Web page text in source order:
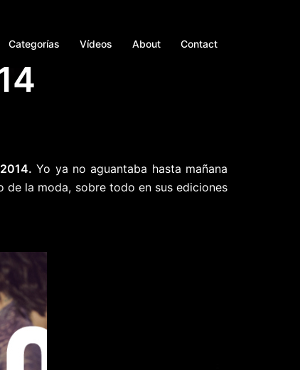
Categorías Vídeos About Contact
Yo ya no aguantaba hasta mañana
de la moda, sobre todo en sus ediciones